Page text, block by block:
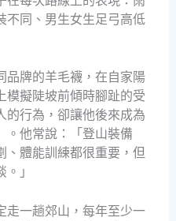
不同、男生女生足弓高低
品牌的羊毛襪，在自家陽
模擬陡坡前傾時腳趾的受
的行為，卻讓他後來成為
。他常說：「登山裝備
、體能訓練都很重要，但
」
走一趟郊山，每年至少一